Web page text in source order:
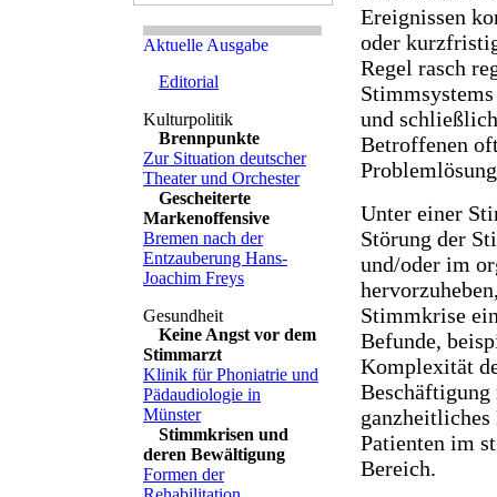
Editorial
Brennpunkte
Zur Situation deutscher
Theater und Orchester
Gescheiterte
Markenoffensive
Bremen nach der
Entzauberung Hans-
Joachim Freys
Keine Angst vor dem
Stimmarzt
Klinik für Phoniatrie und
Pädaudiologie in
Münster
Stimmkrisen und
deren Bewältigung
Formen der
Ereignissen
oder
Regel rasch
und
Betroffenen
Unter einer
Störung der
und/oder im
Stimmkrise
Befunde,
Komplexität
ganzheitliches
Patienten im
Bereich.